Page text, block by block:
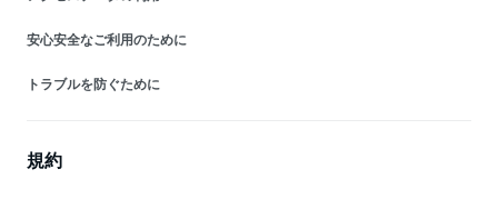
安心安全なご利用のために
トラブルを防ぐために
規約